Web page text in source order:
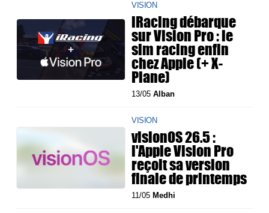
VISION
iRacing débarque
sur Vision Pro : le
sim racing enfin
chez Apple (+ X-
Plane)
13/05Alban
VISION
visionOS 26.5 :
l'Apple Vision Pro
reçoit sa version
finale de printemps
11/05 Medhi